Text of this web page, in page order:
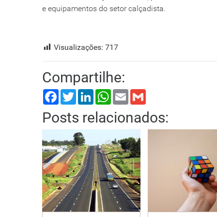
e equipamentos do setor calçadista.
Visualizações: 717
Compartilhe:
FacebookTwitterLinkedInWhatsApp
Email
Posts relacionados: